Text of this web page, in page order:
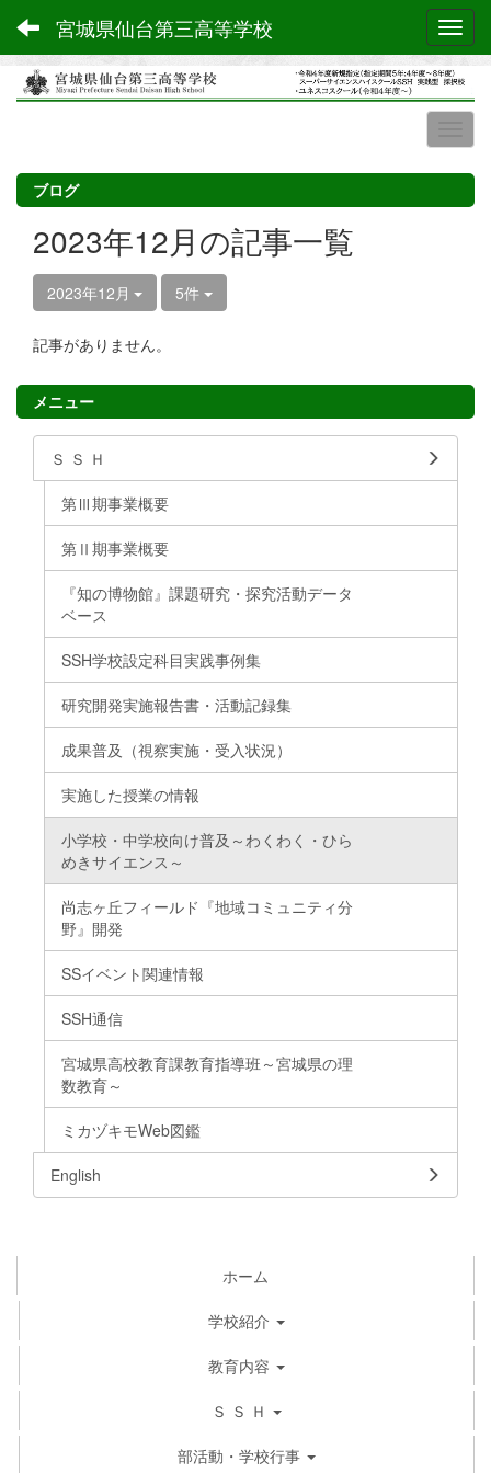
宮城県仙台第三高等学校
ブログ
2023年12月の記事一覧
2023年12月 5件
記事がありません。
メニュー
Ｓ Ｓ Ｈ
第Ⅲ期事業概要
第Ⅱ期事業概要
『知の博物館』課題研究・探究活動データ
ベース
SSH学校設定科目実践事例集
研究開発実施報告書・活動記録集
成果普及（視察実施・受入状況）
実施した授業の情報
小学校・中学校向け普及～わくわく・ひら
めきサイエンス～
尚志ヶ丘フィールド『地域コミュニティ分
野』開発
SSイベント関連情報
SSH通信
宮城県高校教育課教育指導班～宮城県の理
数教育～
ミカヅキモWeb図鑑
English
ホーム
学校紹介
教育内容
Ｓ Ｓ Ｈ
部活動・学校行事